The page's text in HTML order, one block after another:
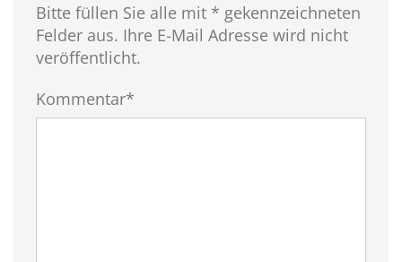
Bitte füllen Sie alle mit * gekennzeichneten
Felder aus. Ihre E-Mail Adresse wird nicht
veröffentlicht.
Kommentar*